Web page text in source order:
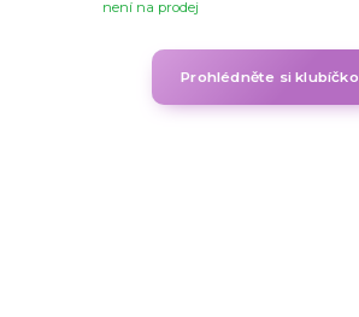
není na prodej
Prohlédněte si klubíčko